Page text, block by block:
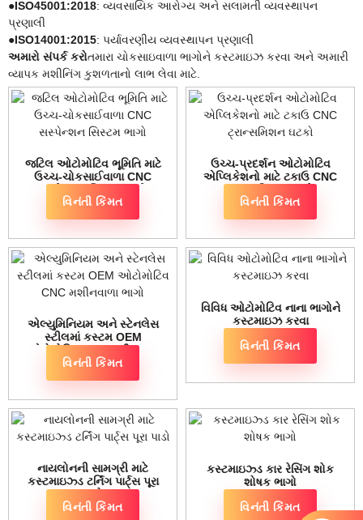
●ISO45001:2018: વ્યવસાયિક આરોગ્ય અને સલામતી વ્યવસ્થાપન
પ્રણાલી
●ISO14001:2015: પર્યાવરણીય વ્યવસ્થાપન પ્રણાલી
અમારો સંપર્ક કરોતમારા ચોકસાઇવાળા ભાગોને કસ્ટમાઇઝ કરવા અને અમારી
વ્યાપક મશીનિંગ કુશળતાનો લાભ લેવા માટે.
જટિલ ઓટોમોટિવ ભૂમિતિ માટે
ઉચ્ચ-ચોકસાઈવાળા CNC
સસ્પેન્શન સિસ્ટમ ભાગો
વિનંતી કિંમત
ઉચ્ચ-પ્રદર્શન ઓટોમોટિવ
એપ્લિકેશનો માટે ટકાઉ CNC
વિનંતી કિંમત
એલ્યુમિનિયમ અને સ્ટેનલેસ
સ્ટીલમાં કસ્ટમ OEM
ઓટોમોટિવ CNC મશીનવાળા
ભાગો
વિનંતી કિંમત
વિવિધ ઓટોમોટિવ નાના ભાગોને
કસ્ટમાઇઝ કરવા
વિનંતી કિંમત
નાયલોનની સામગ્રી માટે
કસ્ટમાઇઝ્ડ ટર્નિંગ પાર્ટ્સ પૂરા
વિનંતી કિંમત
કસ્ટમાઇઝ્ડ કાર રેસિંગ શોક
શોષક ભાગો
વિનંતી કિંમત